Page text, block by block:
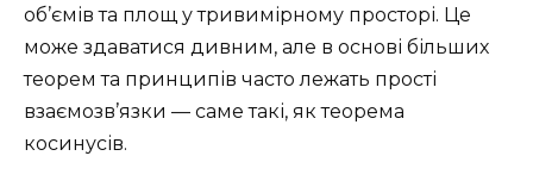
об’ємів та площ у тривимірному просторі. Це
може здаватися дивним, але в основі більших
теорем та принципів часто лежать прості
взаємозв’язки — саме такі, як теорема
косинусів.